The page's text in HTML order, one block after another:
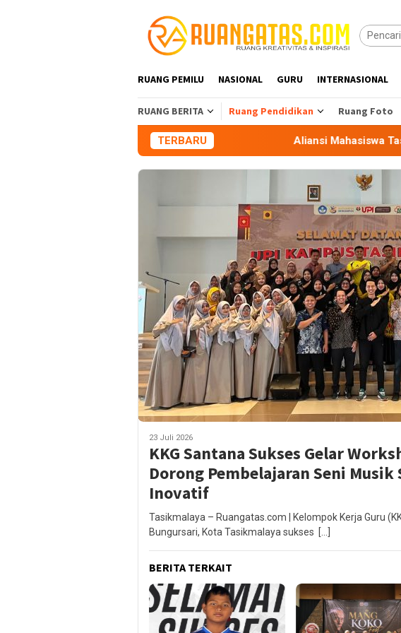
RUANG PEMILU NASIONAL GURU INTERNASIONAL
RUANG BERITA Ruang Pendidikan Ruang Foto
TERBARU
Aliansi Mahasiswa Tasikmalaya
23 Juli 2026
KKG Santana Sukses Gelar
Dorong Pembelajaran Seni
Inovatif
Tasikmalaya – Ruangatas.com | Kelompok Kerja Guru
Bungursari, Kota Tasikmalaya sukses […]
BERITA TERKAIT